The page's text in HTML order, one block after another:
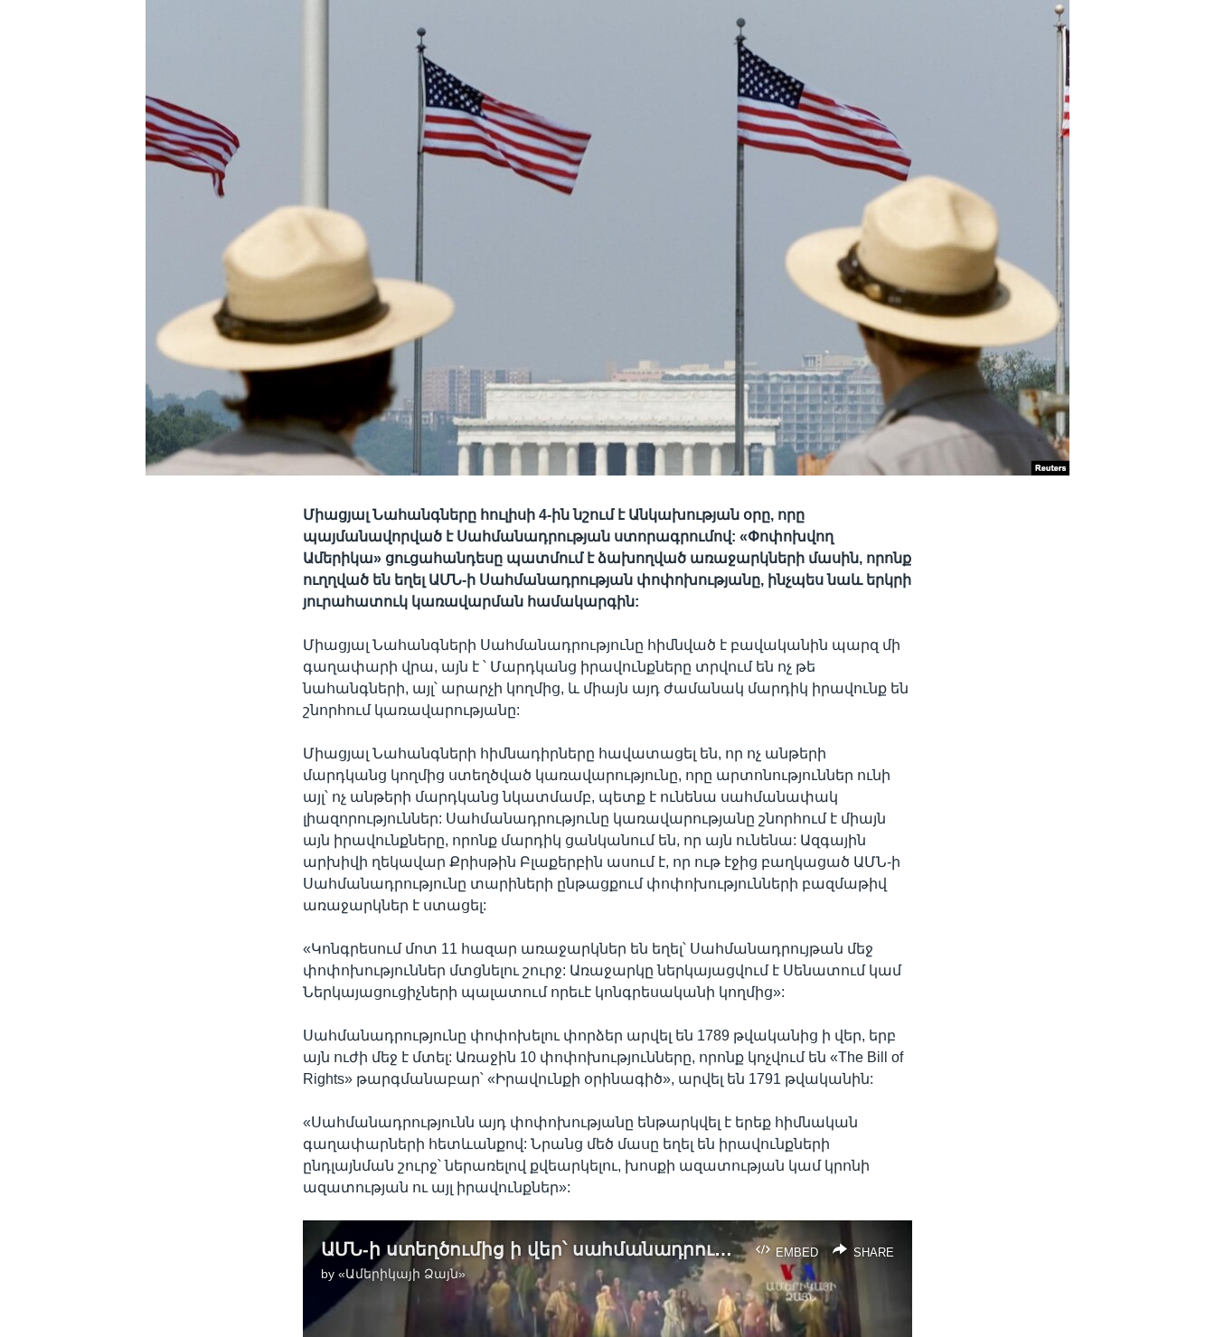
Միացյալ Նահանգները հուլիսի 4-ին նշում է Անկախության օրը, որը
պայմանավորված է Սահմանադրության ստորագրումով: «Փոփոխվող
Ամերիկա» ցուցահանդեսը պատմում է ձախողված առաջարկների մասին, որոնք
ուղղված են եղել ԱՄՆ-ի Սահմանադրության փոփոխությանը, ինչպես նաև երկրի
յուրահատուկ կառավարման համակարգին:
Միացյալ Նահանգների Սահմանադրությունը հիմնված է բավականին պարզ մի
գաղափարի վրա, այն է ՝ Մարդկանց իրավունքները տրվում են ոչ թե
նահանգների, այլ՝ արարչի կողմից, և միայն այդ ժամանակ մարդիկ իրավունք են
շնորհում կառավարությանը:
Միացյալ Նահանգների հիմնադիրները հավատացել են, որ ոչ անթերի
մարդկանց կողմից ստեղծված կառավարությունը, որը արտոնություններ ունի
այլ՝ ոչ անթերի մարդկանց նկատմամբ, պետք է ունենա սահմանափակ
լիազորություններ: Սահմանադրությունը կառավարությանը շնորհում է միայն
այն իրավունքները, որոնք մարդիկ ցանկանում են, որ այն ունենա: Ազգային
արխիվի ղեկավար Քրիսթին Բլաքերբին ասում է, որ ութ էջից բաղկացած ԱՄՆ-ի
Սահմանադրությունը տարիների ընթացքում փոփոխությունների բազմաթիվ
առաջարկներ է ստացել:
«Կոնգրեսում մոտ 11 հազար առաջարկներ են եղել՝ Սահմանադրույթան մեջ
փոփոխություններ մտցնելու շուրջ: Առաջարկը ներկայացվում է Սենատում կամ
Ներկայացուցիչների պալատում որեւէ կոնգրեսականի կողմից»:
Սահմանադրությունը փոփոխելու փորձեր արվել են 1789 թվականից ի վեր, երբ
այն ուժի մեջ է մտել: Առաջին 10 փոփոխությունները, որոնք կոչվում են «The Bill of
Rights» թարգմանաբար՝ «Իրավունքի օրինագիծ», արվել են 1791 թվականին:
«Սահմանադրությունն այդ փոփոխությանը ենթարկվել է երեք հիմնական
գաղափարների հետևանքով: Նրանց մեծ մասը եղել են իրավունքների
ընդլայնման շուրջ՝ ներառելով քվեարկելու, խոսքի ազատության կամ կրոնի
ազատության ու այլ իրավունքներ»:
EMBED SHARE
ԱՄՆ-ի ստեղծումից ի վեր՝ սահմանադրությունը փոփոխելու ավելի քան 11 հազար փորձ է արվել
by«Ամերիկայի Ձայն»